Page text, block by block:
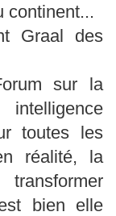
continent...
Graal des
sur la
intelligence
toutes les
réalité, la
bien elle